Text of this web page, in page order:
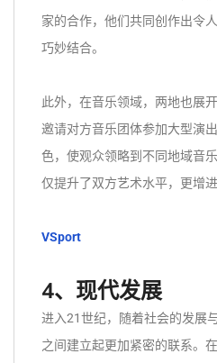
家的合作，他们共同创作出令
巧妙结合。
此外，在音乐领域，两地也展
邀请对方音乐团体参加大型演
色，使观众领略到不同地域音
仅提升了双方艺术水平，更增
VSport
4、现代发展
进入21世纪，随着社会的发展
之间建立起更加紧密的联系。